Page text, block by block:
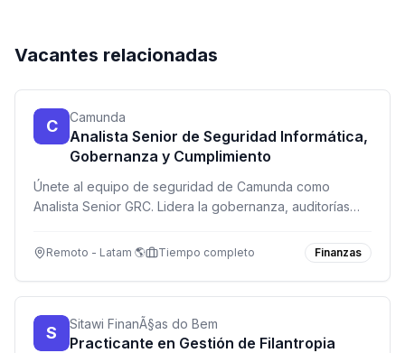
Vacantes relacionadas
C Camunda
Analista Senior de Seguridad Informática,
Gobernanza y Cumplimiento
Únete al equipo de seguridad de Camunda como
Analista Senior GRC. Lidera la gobernanza, auditorías
cumplimiento normativo en una empresa de tecnología
Remoto - Latam 🌎 Tiempo completo Finanzas
S Sitawi FinanÃ§as do Bem
Practicante en Gestión de Filantropia